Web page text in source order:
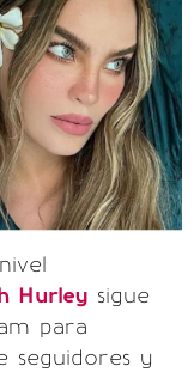
Hurley sigue
para
seguidores y